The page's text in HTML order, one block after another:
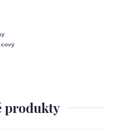
produkty